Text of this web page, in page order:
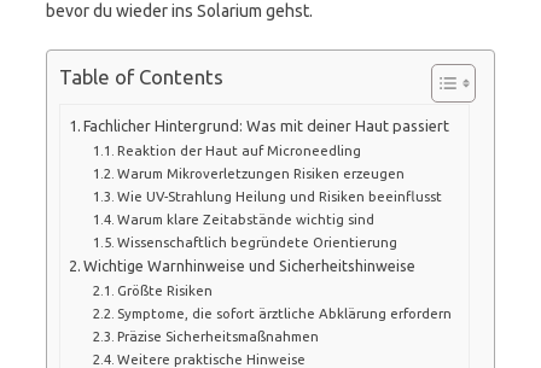
bevor du wieder ins Solarium gehst.
Table of Contents
Fachlicher Hintergrund: Was mit deiner Haut passiert
Reaktion der Haut auf Microneedling
Warum Mikroverletzungen Risiken erzeugen
Wie UV-Strahlung Heilung und Risiken beeinflusst
Warum klare Zeitabstände wichtig sind
Wissenschaftlich begründete Orientierung
Wichtige Warnhinweise und Sicherheitshinweise
Größte Risiken
Symptome, die sofort ärztliche Abklärung erfordern
Präzise Sicherheitsmaßnahmen
Weitere praktische Hinweise